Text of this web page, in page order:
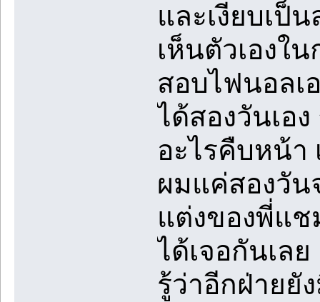
และเงียบเป็
เห็นตัวเองใ
สอบไฟนอลเ
ได้สองวันเอ
อะไรคืบหน้า
ผมแค่สองวัน
แต่งของพี่แช
ได้เจอกันเล
รู้ว่าอีกฝ่ายยั